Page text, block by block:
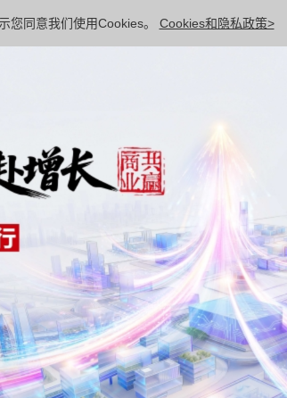
您同意我们使用Cookies。 Cookies和隐私政策>